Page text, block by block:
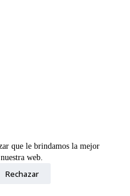
que le brindamos la mejor
web.
Rechazar